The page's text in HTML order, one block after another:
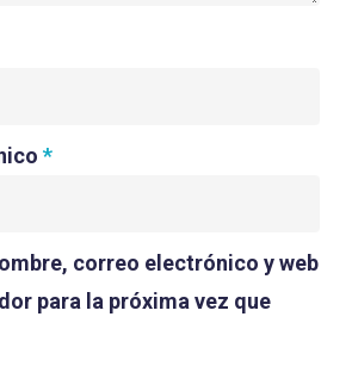
*
correo electrónico y web
para la próxima vez que